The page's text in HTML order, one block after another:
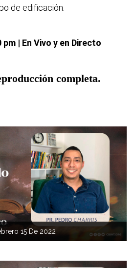
de edificación.
| En Vivo y en Directo
completa.
15 De 2022